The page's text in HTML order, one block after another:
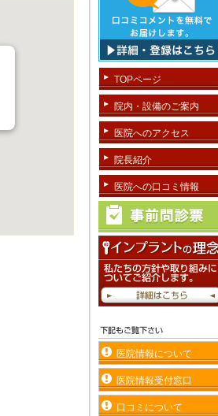
TOPページ
院内・設備のご案内
医院へのアクセス
院長紹介
医院への口コミ情報
医院情報について
医院情報受付窓口
口コミについて